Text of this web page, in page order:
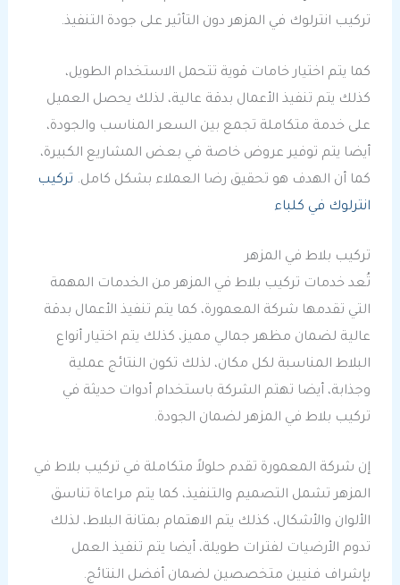
تركيب انترلوك في المزهر دون التأثير على جودة التنفيذ.
كما يتم اختيار خامات قوية تتحمل الاستخدام الطويل،
كذلك يتم تنفيذ الأعمال بدقة عالية، لذلك يحصل العميل
على خدمة متكاملة تجمع بين السعر المناسب والجودة،
أيضا يتم توفير عروض خاصة في بعض المشاريع الكبيرة،
كما أن الهدف هو تحقيق رضا العملاء بشكل كامل. تركيب
انترلوك في كلباء
تركيب بلاط في المزهر
تُعد خدمات تركيب بلاط في المزهر من الخدمات المهمة
التي تقدمها شركة المعمورة، كما يتم تنفيذ الأعمال بدقة
عالية لضمان مظهر جمالي مميز، كذلك يتم اختيار أنواع
البلاط المناسبة لكل مكان، لذلك تكون النتائج عملية
وجذابة، أيضا تهتم الشركة باستخدام أدوات حديثة في
تركيب بلاط في المزهر لضمان الجودة.
إن شركة المعمورة تقدم حلولاً متكاملة في تركيب بلاط في
المزهر تشمل التصميم والتنفيذ، كما يتم مراعاة تناسق
الألوان والأشكال، كذلك يتم الاهتمام بمتانة البلاط، لذلك
تدوم الأرضيات لفترات طويلة، أيضا يتم تنفيذ العمل
بإشراف فنيين متخصصين لضمان أفضل النتائج.